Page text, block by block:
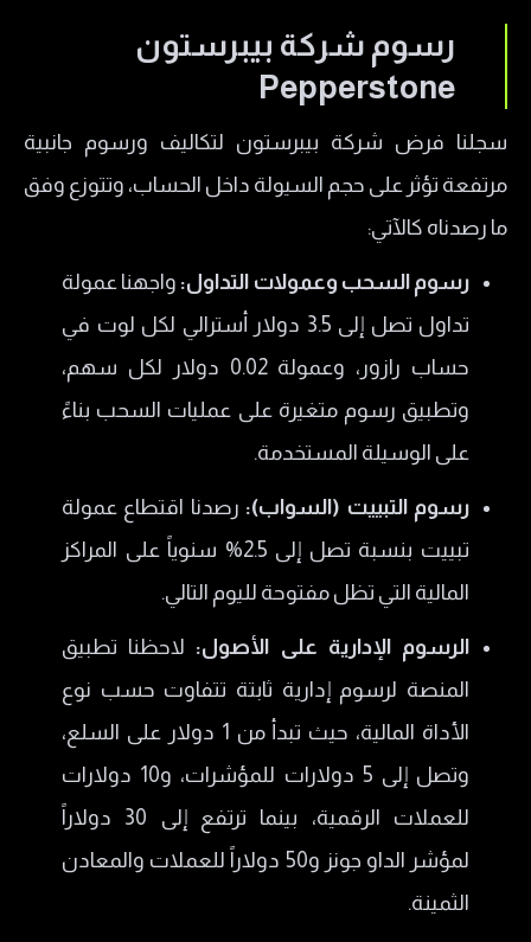
​رسوم شركة بيبرستون
Pepperstone
سجلنا فرض شركة بيبرستون لتكاليف ورسوم جانبية
مرتفعة تؤثر على حجم السيولة داخل الحساب، وتتوزع وفق
ما رصدناه كالآتي:
​رسوم السحب وعمولات التداول: واجهنا عمولة
تداول تصل إلى 3.5 دولار أسترالي لكل لوت في
حساب رازور، وعمولة 0.02 دولار لكل سهم،
وتطبيق رسوم متغيرة على عمليات السحب بناءً
على الوسيلة المستخدمة.
​رسوم التبييت (السواب): رصدنا اقتطاع عمولة
تبييت بنسبة تصل إلى 2.5% سنوياً على المراكز
المالية التي تظل مفتوحة لليوم التالي.
​الرسوم الإدارية على الأصول: لاحظنا تطبيق
المنصة لرسوم إدارية ثابتة تتفاوت حسب نوع
الأداة المالية، حيث تبدأ من 1 دولار على السلع،
وتصل إلى 5 دولارات للمؤشرات، و10 دولارات
للعملات الرقمية، بينما ترتفع إلى 30 دولاراً
لمؤشر الداو جونز و50 دولاراً للعملات والمعادن
الثمينة.